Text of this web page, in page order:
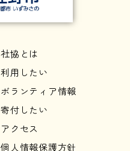
社協とは
利用したい
ボランティア情報
寄付したい
アクセス
個人情報保護方針